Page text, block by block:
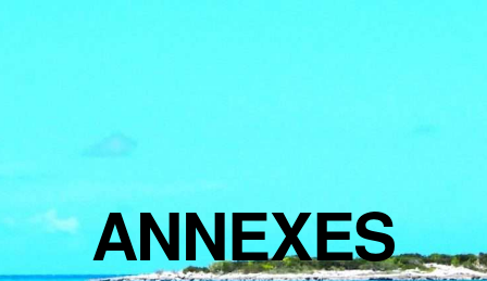
ANNEXES